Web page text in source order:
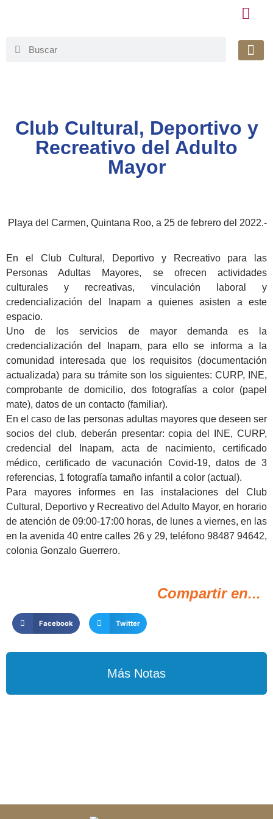
Club Cultural, Deportivo y
Recreativo del Adulto
Mayor
Playa del Carmen, Quintana Roo, a 25 de febrero del 2022.-
En el Club Cultural, Deportivo y Recreativo para las
Personas Adultas Mayores, se ofrecen actividades
culturales y recreativas, vinculación laboral y
credencialización del Inapam a quienes asisten a este
espacio.
Uno de los servicios de mayor demanda es la
credencialización del Inapam, para ello se informa a la
comunidad interesada que los requisitos (documentación
actualizada) para su trámite son los siguientes: CURP, INE,
comprobante de domicilio, dos fotografías a color (papel
mate), datos de un contacto (familiar).
En el caso de las personas adultas mayores que deseen ser
socios del club, deberán presentar: copia del INE, CURP,
credencial del Inapam, acta de nacimiento, certificado
médico, certificado de vacunación Covid-19, datos de 3
referencias, 1 fotografía tamaño infantil a color (actual).
Para mayores informes en las instalaciones del Club
Cultural, Deportivo y Recreativo del Adulto Mayor, en horario
de atención de 09:00-17:00 horas, de lunes a viernes, en las
en la avenida 40 entre calles 26 y 29, teléfono 98487 94642,
colonia Gonzalo Guerrero.
Compartir en...
Facebook Twitter
Más Notas